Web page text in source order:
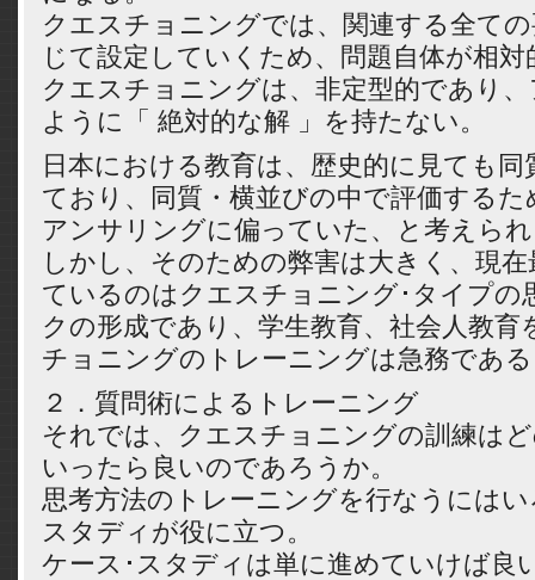
クエスチョニングでは、関連する全て
じて設定していくため、問題自体が相
クエスチョニングは、非定型的であり
ように「 絶対的な解 」を持たない。
日本における教育は、歴史的に見ても
ており、同質・横並びの中で評価する
アンサリングに偏っていた、と考えら
しかし、そのための弊害は大きく、現
ているのはクエスチョニング･タイプの
クの形成であり、学生教育、社会人教育
チョニングのトレーニングは急務であ
２．質問術によるトレーニング
それでは、クエスチョニングの訓練は
いったら良いのであろうか。
思考方法のトレーニングを行なうには
スタディが役に立つ。
ケース･スタディは単に進めていけば良